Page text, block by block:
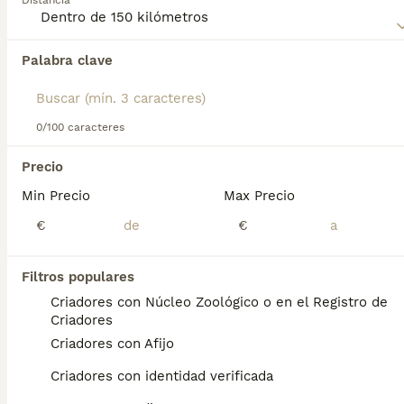
Palabra clave
0/100 caracteres
Precio
Min Precio
€
Max Precio
€
Filtros populares
Criadores con Núcleo Zoológico o en el Registro de
Criadores
Criadores con Afijo
Criadores con identidad verificada
Norfolk Terrier
para obtener información sobre esta raza
Encontramos 0 Norfolk Terrier Cachorros en
Si deseas exactamente esta búsqueda guarda tu
búsqueda y espera el resultado perfecto:
Preguntas frecuentes
¿Cuánto cuesta un cachorro
de Norfolk Terrier?
El coste medio de un cachorro de Norfolk
Terrier en España es de aproximadamente
700€, aunque los precios pueden variar